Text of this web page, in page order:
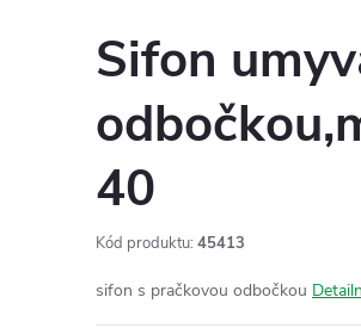
Sifon
40
Kód produktu: 45413
sifon s pračkovou odbočkou